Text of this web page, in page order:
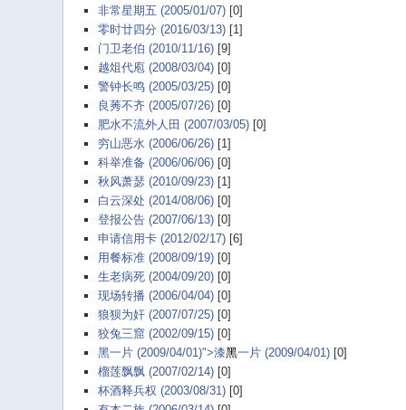
非常星期五 (2005/01/07)[0]
零时廿四分 (2016/03/13)[1]
门卫老伯 (2010/11/16)[9]
越俎代庖 (2008/03/04)[0]
警钟长鸣 (2005/03/25)[0]
良莠不齐 (2005/07/26)[0]
肥水不流外人田 (2007/03/05)[0]
穷山恶水 (2006/06/26)[1]
科举准备 (2006/06/06)[0]
秋风萧瑟 (2010/09/23)[1]
白云深处 (2014/08/06)[0]
登报公告 (2007/06/13)[0]
申请信用卡 (2012/02/17)[6]
用餐标准 (2008/09/19)[0]
生老病死 (2004/09/20)[0]
现场转播 (2006/04/04)[0]
狼狈为奸 (2007/07/25)[0]
狡兔三窟 (2002/09/15)[0]
黑一片 (2009/04/01)">漆黑一片 (2009/04/01)[0]
榴莲飘飘 (2007/02/14)[0]
杯酒释兵权 (2003/08/31)[0]